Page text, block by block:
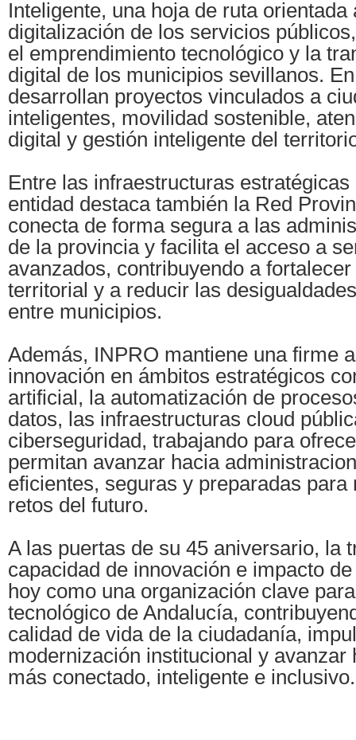
Inteligente, una hoja de ruta orientada
digitalización de los servicios
el emprendimiento tecnológico y la
digital de los municipios sevillanos.
desarrollan proyectos vinculados a
inteligentes, movilidad sostenible,
digital y gestión inteligente del
Entre las infraestructuras
entidad destaca también la Red
conecta de forma segura a las
de la provincia y facilita el acceso a
avanzados, contribuyendo a
territorial y a reducir las
entre municipios.
Además, INPRO mantiene una firme
innovación en ámbitos estratégicos
artificial, la automatización de
datos, las infraestructuras cloud
ciberseguridad, trabajando para
permitan avanzar hacia
eficientes, seguras y preparadas para
retos del futuro.
A las puertas de su 45 aniversario, la
capacidad de innovación e impacto
hoy como una organización clave
tecnológico de Andalucía,
calidad de vida de la ciudadanía,
modernización institucional y avanzar
más conectado, inteligente e inclusivo.